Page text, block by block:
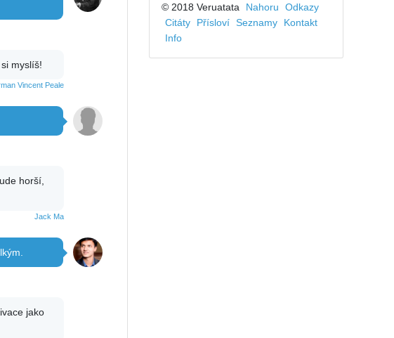
myslíš!
Vincent Peale
horší,
Jack Ma
jako
© 2018 Veruatata Nahoru
Odkazy
Citáty
Přísloví Seznamy
Kontakt
Info